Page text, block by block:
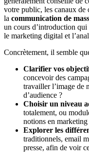
votre public, les canaux de
la communication de
un cours d’introduction
le marketing digital et
Concrètement, il semble
Clarifier vos
concevoir des
travailler l’image de
d’audience ?
Choisir un niveau
totalement, ou
notions en
Explorer les
traditionnels, email
presse, afin de voir